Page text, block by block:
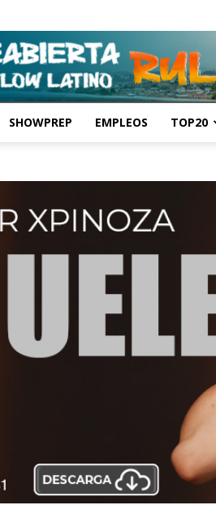
SHOWPREP EMPLEOS TOP20